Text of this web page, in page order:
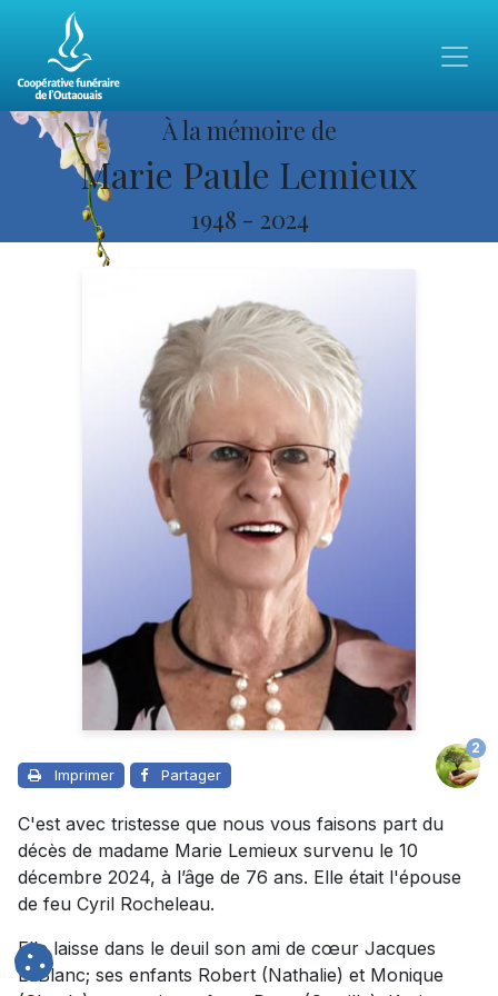
À la mémoire de
Marie Paule Lemieux
1948 - 2024
Imprimer Partager
2
C'est avec tristesse que nous vous faisons part du
décès de madame Marie Lemieux survenu le 10
décembre 2024, à l’âge de 76 ans. Elle était l'épouse
de feu Cyril Rocheleau.
Elle laisse dans le deuil son ami de cœur Jacques
LeBlanc; ses enfants Robert (Nathalie) et Monique